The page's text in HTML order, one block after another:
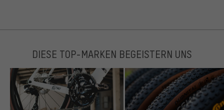
DIESE TOP-MARKEN BEGEISTERN UNS